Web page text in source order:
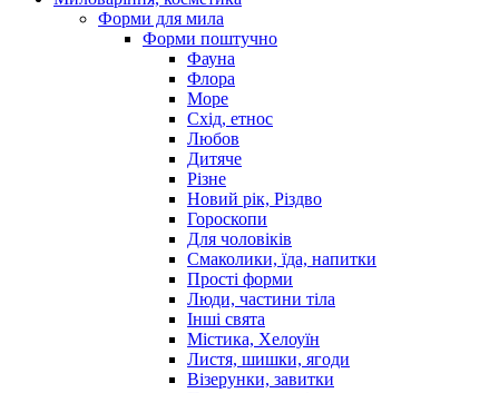
Форми для мила
Форми поштучно
Фауна
Флора
Море
Схід, етнос
Любов
Дитяче
Різне
Новий рік, Різдво
Гороскопи
Для чоловіків
Смаколики, їда, напитки
Прості форми
Люди, частини тіла
Інші свята
Містика, Хелоуїн
Листя, шишки, ягоди
Візерунки, завитки